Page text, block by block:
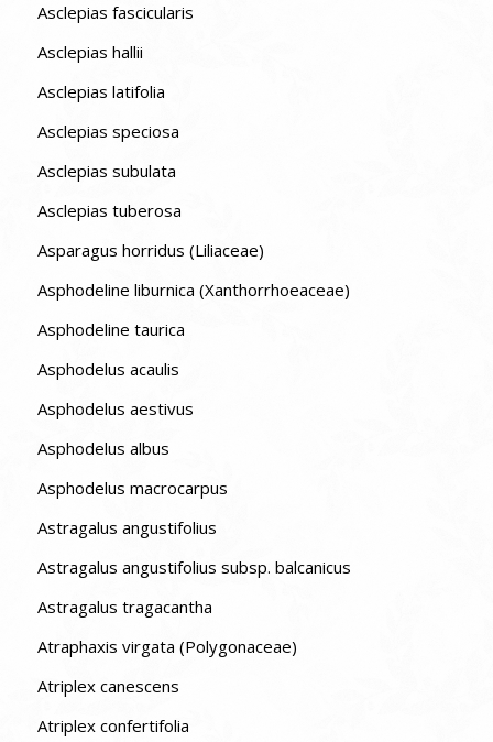
Asclepias fascicularis
Asclepias hallii
Asclepias latifolia
Asclepias speciosa
Asclepias subulata
Asclepias tuberosa
Asparagus horridus (Liliaceae)
Asphodeline liburnica (Xanthorrhoeaceae)
Asphodeline taurica
Asphodelus acaulis
Asphodelus aestivus
Asphodelus albus
Asphodelus macrocarpus
Astragalus angustifolius
Astragalus angustifolius subsp. balcanicus
Astragalus tragacantha
Atraphaxis virgata (Polygonaceae)
Atriplex canescens
Atriplex confertifolia